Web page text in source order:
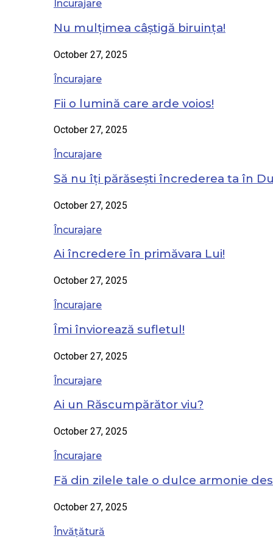
Încurajare
Nu mulțimea câștigă biruința!
October 27, 2025
Încurajare
Fii o lumină care arde voios!
October 27, 2025
Încurajare
Să nu îți părăsești încrederea ta în
October 27, 2025
Încurajare
Ai încredere în primăvara Lui!
October 27, 2025
Încurajare
Îmi înviorează sufletul!
October 27, 2025
Încurajare
Ai un Răscumpărător viu?
October 27, 2025
Încurajare
Fă din zilele tale o dulce armonie
October 27, 2025
Învățătură